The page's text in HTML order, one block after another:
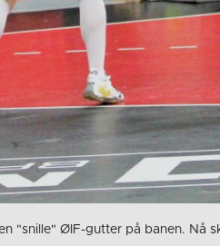
"snille" ØIF-gutter på banen. Nå